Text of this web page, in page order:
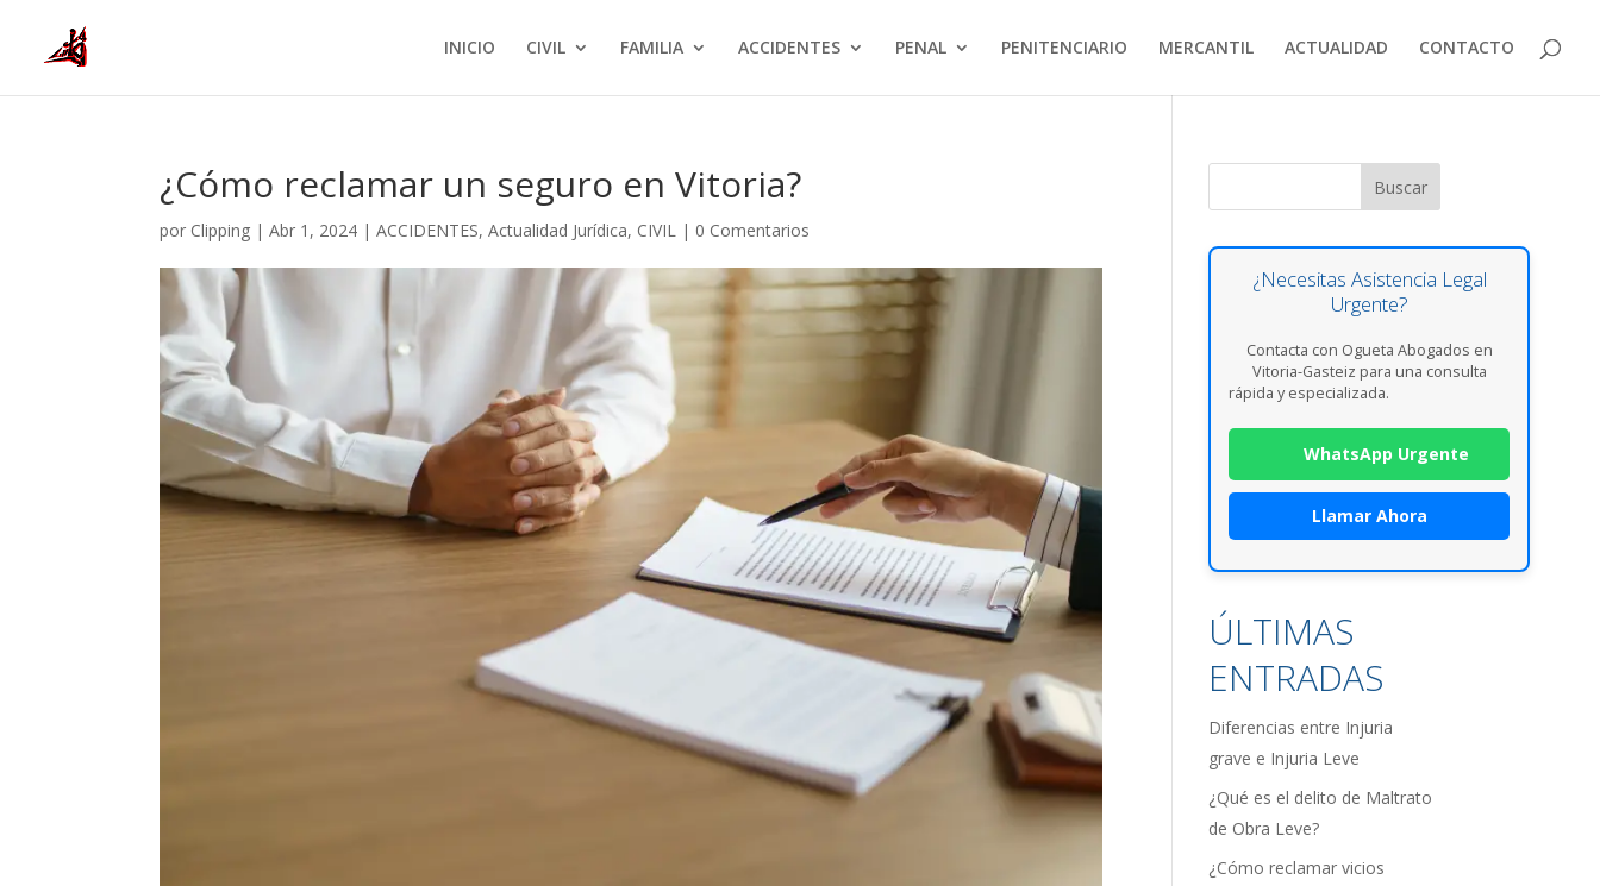
INICIO CIVIL FAMILIA ACCIDENTES PENAL PENITENCIARIO MERCANTIL ACTUALIDAD CONTACTO
¿Cómo reclamar un seguro en Vitoria?
por Clipping |Abr 1, 2024 |ACCIDENTES,Actualidad Jurídica, CIVIL | 0 Comentarios
Buscar
¿Necesitas Asistencia Legal
Urgente?
Contacta con Ogueta Abogados en
Vitoria-Gasteiz para una consulta
rápida y especializada.
WhatsApp Urgente
Llamar Ahora
ÚLTIMAS
ENTRADAS
Diferencias entre Injuria
grave e Injuria Leve
¿Qué es el delito de Maltrato
de Obra Leve?
¿Cómo reclamar vicios